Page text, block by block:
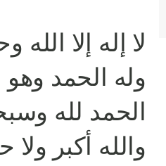
لا إله إلا
وله الحمد
الحمد لله
والله أكبر ولا